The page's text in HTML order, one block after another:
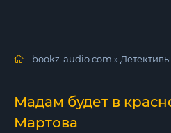
bookz-audio.com »
Мадам будет в
Мартова